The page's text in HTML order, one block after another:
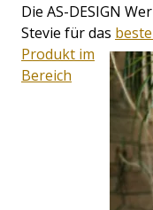
Die AS-DESIGN
Stevie für das
Produkt im
Bereich